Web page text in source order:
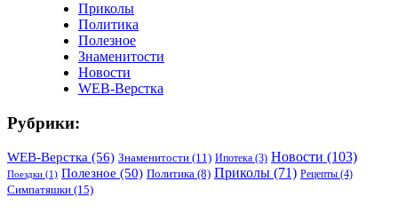
Приколы
Политика
Полезное
Знаменитости
Новости
WEB-Верстка
Рубрики:
WEB-Верстка (56) Знаменитости (11) Ипотека (3) Новости (103)
Поездки (1) Полезное (50) Политика (8) Приколы (71) Рецепты (4)
Симпатяшки (15)